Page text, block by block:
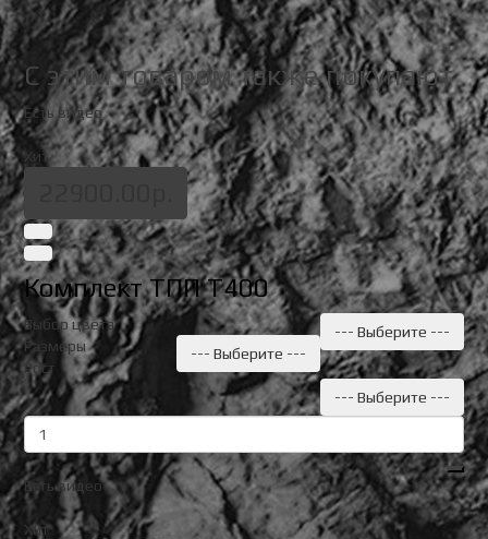
C этим товаром также покупают
Есть видео
Хит
Комплект ТПП Т400
Выбор цвета
--- Выберите ---
Размеры
--- Выберите ---
Рост
--- Выберите ---
Есть видео
Хит